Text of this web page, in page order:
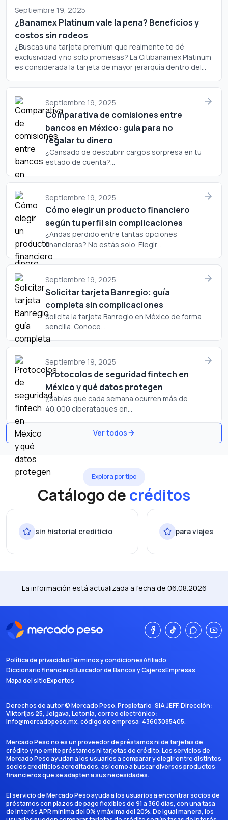
Septiembre 19, 2025
¿Banamex Platinum vale la pena? Beneficios y
costos sin rodeos
¿Buscas una tarjeta premium que realmente te dé
exclusividad y no solo promesas? La Citibanamex Platinum
es considerada la tarjeta de mayor jerarquía dentro del
costo? Analicemos a fondo si este plástico merece un
lugar en tu cartera.Septiembre 19, 2025
Comparativa de comisiones entre
bancos en México: guía para no
regalar tu dinero
¿Cansado de descubrir cargos sorpresa en tu
estado de cuenta?...
Septiembre 19, 2025
Cómo elegir un producto financiero
según tu perfil sin complicaciones
¿Andas perdido entre tantas opciones
financieras? No estás solo. Elegir...
Septiembre 19, 2025
Solicitar tarjeta Banregio: guía
completa sin complicaciones
Solicita la tarjeta Banregio en México de forma
sencilla. Conoce...
Septiembre 19, 2025
Protocolos de seguridad fintech en
México y qué datos protegen
¿Sabías que cada semana ocurren más de
40,000 ciberataques en...
Ver todos
Explora por tipo
Catálogo decréditos
sin historial crediticio para viajes
La información está actualizada a fecha de 06.08.2026
Política de privacidadTérminos y condicionesAfiliado
Diccionario financieroBuscador de Bancos y CajerosEmpresas
Mapa del sitioExpertos
Derechos de autor ©Mercado Peso. Propietario:SIA JEFF. Dirección:
Viktorijas 25, Jelgava, Letonia, correo electrónico:
info@mercadopeso.mx, código de empresa: 43603085405.
Mercado Peso no es un proveedor de préstamos ni de tarjetas de
crédito y no emite préstamos ni tarjetas de crédito. Los servicios de
Mercado Peso ayudan a los usuarios a comparar y elegir entre distintos
socios crediticios acreditados, así como a buscar diversos productos
financieros que se adapten a sus necesidades.
El servicio de Mercado Peso ayuda a los usuarios a encontrar socios de
préstamos con plazos de pago flexibles de 91 a 360 días, con una tasa
de interés APR mínima del 0% y máxima del 20%. De igual manera, los